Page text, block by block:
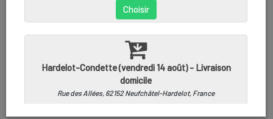
OEUF DE TRUITE - 90G